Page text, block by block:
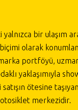
bir ulaşım
olarak
portföyü,
yaklaşımıyla
ötesine
merkezidir.